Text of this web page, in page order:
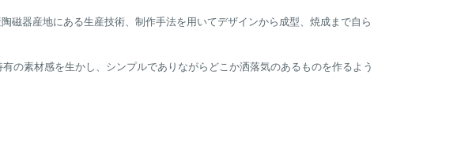
磁器産地にある生産技術、制作手法を用いてデザインから成型、焼成まで自ら
の素材感を生かし、シンプルでありながらどこか洒落気のあるものを作るよう